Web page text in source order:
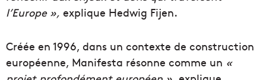
l’Europe », explique Hedwig Fijen.
Créée en 1996, dans un contexte de construction
européenne, Manifesta résonne comme un «